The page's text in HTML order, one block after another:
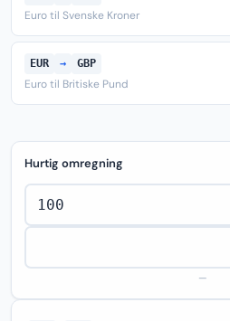
Euro til Svenske Kroner
EUR → GBP
Euro til Britiske Pund
Hurtig omregning
—